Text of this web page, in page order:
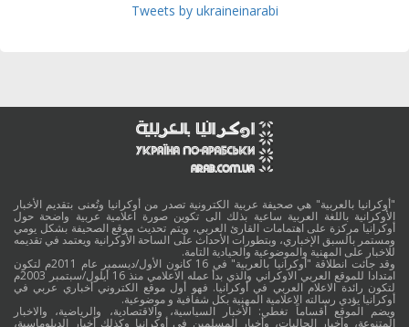
Tweets by ukraineinarabi
"أوكرانيا بالعربية" هي صحيفة عربية الكترونية تصدر من أوكرانيا وتُعنى بتقديم الأخبار
الأوكرانية باللغة العربية ساعية بذلك الى تكوين صورة اعلامية عربية واضحة حول
أوكرانيا مركزة على اهتمامات القارئ العربي، ويتم تحديث موقع الصحيفة بشكل يومي
ومستمر بالسبق الإخباري، وبتطورات الأحداث على الساحة الأوكرانية ويعتمد في تقديمه
للاخبار على المهنية والموضوعية والحيادية التامة.
وقد جائت انطلاقة "أوكرانيا بالعربية" في 16 كانون الأول/ديسمبر عام 2011م لتكون
امتدادا للموقع العربي الاوكراني والذي بدأ عمله الاعلامي منذ 16 أيلول/سبتمبر 2003م
لتكون رائدة الاعلام العربي في أوكرانيا. فهو أول موقع الكتروني أخباري عربي في
أوكرانيا يؤدي رسالته الاعلامية المهنية بكل شفافية و موضوعية.
ويضم الموقع أقساماً تغطي: الأخبار السياسية، والاقتصادية، والرياضية، والاخبار
المتنوعة، وأخبار الجاليات، وأخبار المسلمين في أوكرانيا وكذلك أخبار الدبلوماسية،